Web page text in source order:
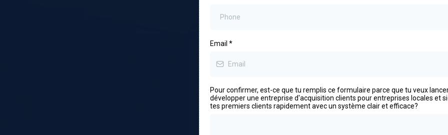
Email *
Pour confirmer, est-ce que tu remplis ce formulaire parce que tu veux
développer une entreprise d'acquisition clients pour entreprises locales et
tes premiers clients rapidement avec un système clair et efficace?